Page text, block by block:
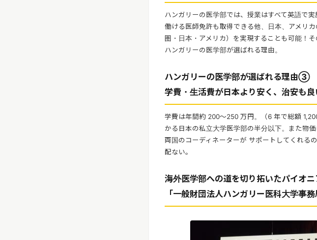
ハンガリーの医学部では、授業はすべて英語で
働ける医師免許も取得できる他、日本、アメリ
圏・日本・アメリカ）を実現することも可能！
ハンガリーの医学部が選ばれる理由。
ハンガリーの医学部が選ばれる理由③
学費・生活費が日本より安く、治安も良
学費は年間約 200～250 万円。（6 年で総額
かる日本の私立大学医学部の半分以下。また物
両国のコーディネーターが サポートしてくれる
配ない。
海外医学部への道を切り拓いたパイオ
「一般財団法人ハンガリー医科大学事